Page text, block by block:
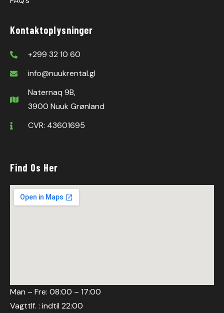
Kontaktoplysninger
+299 32 10 60
info@nuukrental.gl
Naternaq 9B,
3900 Nuuk Grønland
CVR: 43601695
Find Os Her
Man – Fre: 08:00 – 17:00
Vagttlf. : indtil 22:00